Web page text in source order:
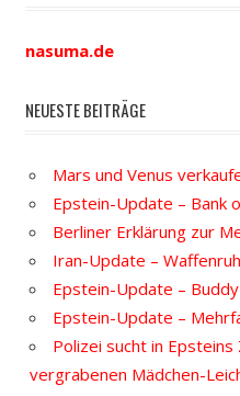
nasuma.de
NEUESTE BEITRÄGE
Mars und Venus
Epstein-Update – Bank
Berliner Erklärung zur
Iran-Update –
Epstein-Update –
Epstein-Update –
Polizei sucht in Epsteins
vergrabenen Mädchen-